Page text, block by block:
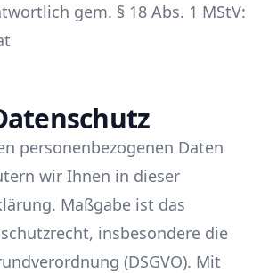
gem. § 18 Abs. 1 MStV:
personenbezogenen Daten
wir Ihnen in dieser
Maßgabe ist das
insbesondere die
(DSGVO). Mit